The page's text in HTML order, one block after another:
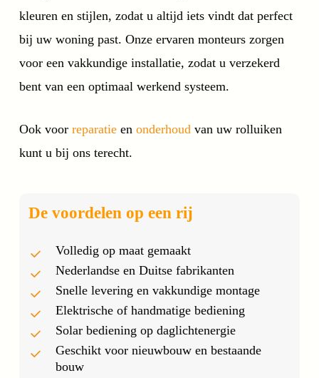
kleuren en stijlen, zodat u altijd iets vindt dat perfect
bij uw woning past. Onze ervaren monteurs zorgen
voor een vakkundige installatie, zodat u verzekerd
bent van een optimaal werkend systeem.
Ook voor reparatieen onderhoudvan uw rolluiken
kunt u bij ons terecht.
De voordelen op een rij
Volledig op maat gemaakt
Nederlandse en Duitse fabrikanten
Snelle levering en vakkundige montage
Elektrische of handmatige bediening
Solar bediening op daglichtenergie
Geschikt voor nieuwbouw en bestaande
bouw